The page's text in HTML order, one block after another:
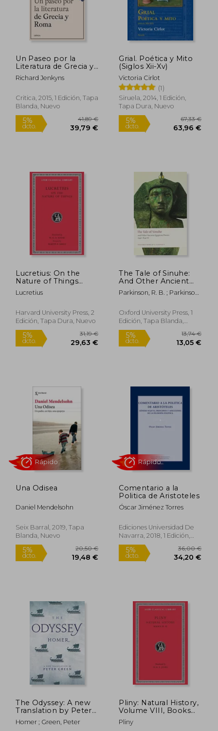
5%
dcto.
5%
dcto.
5%
dcto.
5%
dcto.
Un Paseo por la
Literatura de Grecia y
Roma
Richard Jenkyns
Critica, 2015, 1 Edición, Tapa
Blanda, Nuevo
5%
dcto. 39,79 €
Grial. Poética y Mito
(Siglos Xii-Xv)
Victoria Cirlot
(1)
Siruela, 2014, 1 Edición,
Tapa Dura, Nuevo
dcto. 63,96
Lucretius: On the
Nature of Things
(Loeb Classical
Library no. 181) (en
Lucretius
Harvard University Press, 2
Edición, Tapa Dura, Nuevo
The Tale of Sinuhe:
And Other Ancient
Egyptian Poems
1940-1640 B. C.
Classics) (en Inglés)
Parkinson, R. B. ; Parkinson,
Oxford University Press, 1
Edición, Tapa Blanda,
Nuevo
Una Odisea
Daniel Mendelsohn
Seix Barral, 2019, Tapa
Blanda, Nuevo
Comentario a la
Politica de Aristoteles
Óscar Jiménez Torres
Ediciones Universidad De
Navarra, 2018, 1 Edición,
Tapa Blanda, Nuevo
The Odyssey: A new
Translation by Peter
Green (en Inglés)
Homer ; Green, Peter
Pliny: Natural History,
Volume VIII, Books
28-32. Index of Fishes.
(Loeb Classical
Pliny